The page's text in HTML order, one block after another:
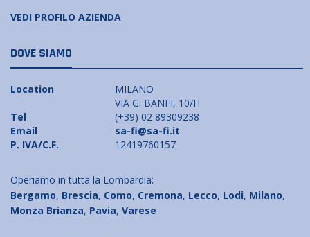
VEDI PROFILO AZIENDA
DOVE SIAMO
Location
MILANO
VIA G. BANFI, 10/H
Tel
(+39) 02 89309238
Email
sa-fi@sa-fi.it
P. IVA/C.F.
12419760157
Operiamo in tutta la Lombardia:
Bergamo, Brescia, Como, Cremona, Lecco, Lodi, Milano,
Monza Brianza, Pavia, Varese